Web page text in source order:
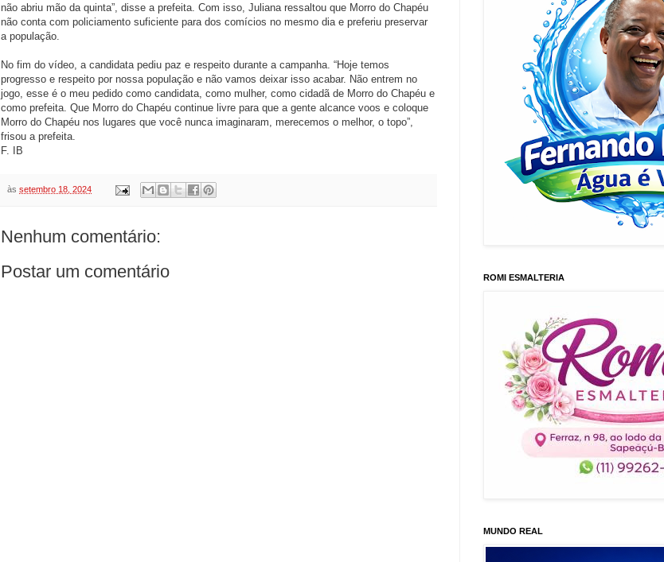
não abriu mão da quinta”, disse a prefeita. Com isso, Juliana ressaltou que Morro do Chapéu
não conta com policiamento suficiente para dos comícios no mesmo dia e preferiu preservar
a população.
No fim do vídeo, a candidata pediu paz e respeito durante a campanha. “Hoje temos
progresso e respeito por nossa população e não vamos deixar isso acabar. Não entrem no
jogo, esse é o meu pedido como candidata, como mulher, como cidadã de Morro do Chapéu e
como prefeita. Que Morro do Chapéu continue livre para que a gente alcance voos e coloque
Morro do Chapéu nos lugares que você nunca imaginaram, merecemos o melhor, o topo”,
frisou a prefeita.
F. IB
às setembro 18, 2024
Nenhum comentário:
Postar um comentário
ROMI ESMALTERIA
MUNDO REAL